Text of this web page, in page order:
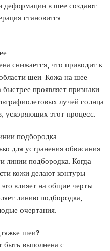
деформации в шее создают
становится
снижается, что приводит к
шеи. Кожа на шее
проявляет признаки
лучей солнца
ускоряющих этот процесс.
подбородка
для устранения обвисания
линии подбородка. Когда
кожи делают контуры
влияет на общие черты
линию подбородка,
очертания.
шеи?
выполнена с